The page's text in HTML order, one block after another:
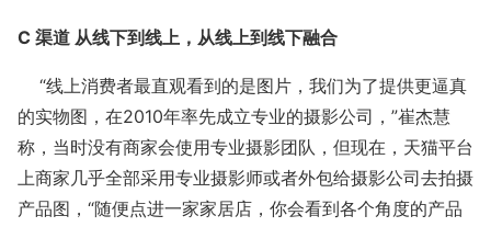
C 渠道 从线下到线上，从线上到线下融合
“线上消费者最直观看到的是图片，我们为了提供更逼真
的实物图，在2010年率先成立专业的摄影公司，”崔杰慧
称，当时没有商家会使用专业摄影团队，但现在，天猫平台
上商家几乎全部采用专业摄影师或者外包给摄影公司去拍摄
产品图，“随便点进一家家居店，你会看到各个角度的产品